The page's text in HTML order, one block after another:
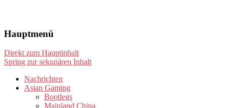
Hauptmenü
Direkt zum Hauptinhalt
Spring zur sekunären Inhalt
Nachrichten
Asian Gaming
Bootlegs
Mainland China